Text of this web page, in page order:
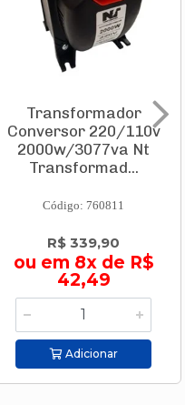
Transformador
Conversor 220/110v
2000w/3077va Nt
Transformad...
Código: 760811
R$ 339,90
ou em 8x de R$
42,49
Adicionar